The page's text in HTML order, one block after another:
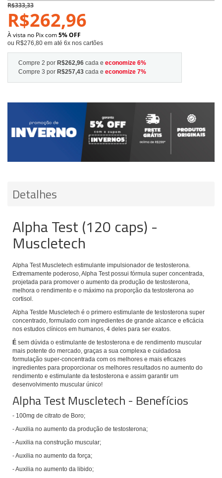
R$333,33
R$262,96
À vista no Pix com5% OFF
ou R$276,80 em até 6x nos cartões
Compre 2 por R$262,96 cada e economize 6%
Compre 3 por R$257,43 cada e economize 7%
Detalhes
Alpha Test (120 caps) -
Muscletech
Alpha Test Muscletech estimulante impulsionador de testosterona.
Extremamente poderoso, Alpha Test possui fórmula super concentrada,
projetada para promover o aumento da produção de testosterona,
melhora o rendimento e o máximo na proporção da testosterona ao
cortisol.
Alpha Testde Muscletech é o primero estimulante de testosterona super
concentrado, formulado com ingredientes de grande alcance e eficácia
nos estudos clínicos em humanos, 4 deles para ser exatos.
É sem dúvida o estimulante de testosterona e de rendimento muscular
mais potente do mercado, graças a sua complexa e cuidadosa
formulação super-concentrada com os melhores e mais eficazes
ingredientes para proporcionar os melhores resultados no aumento do
rendimento e estimulante da testosterona e assim garantir um
desenvolvimento muscular único!
Alpha Test Muscletech - Benefícios
- 100mg de citrato de Boro;
- Auxilia no aumento da produção de testosterona;
- Auxilia na construção muscular;
- Auxilia no aumento da força;
- Auxilia no aumento da libido;